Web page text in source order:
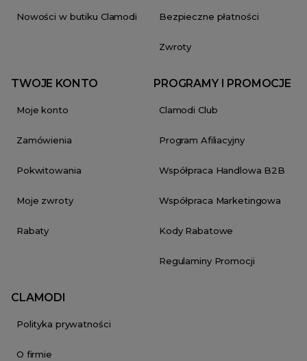
Nowości w butiku Clamodi Bezpieczne płatności
Zwroty
TWOJE KONTO
Moje konto
Zamówienia
Pokwitowania
Moje zwroty
Rabaty
PROGRAMY I PROMOCJE
Clamodi Club
Program Afiliacyjny
Współpraca Handlowa B2B
Współpraca Marketingowa
Kody Rabatowe
Regulaminy Promocji
CLAMODI
Polityka prywatności
O firmie